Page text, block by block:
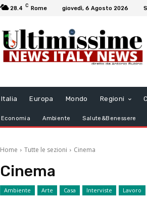
28.4 C Rome giovedì, 6 Agosto 2026
Italia Europa Mondo Regioni
Economia Ambiente Salute&Benessere
Home Tutte le sezioni Cinema
Cinema
Ambiente Arte Casa Interviste Lavoro